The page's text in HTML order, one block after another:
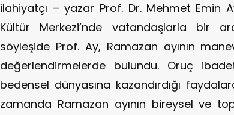
ilahiyatçı – yazar Prof. Dr. Mehmet Emin
Kültür Merkezi’nde vatandaşlarla bir
söyleşide Prof. Ay, Ramazan ayının
değerlendirmelerde bulundu. Oruç
bedensel dünyasına kazandırdığı
zamanda Ramazan ayının bireysel ve